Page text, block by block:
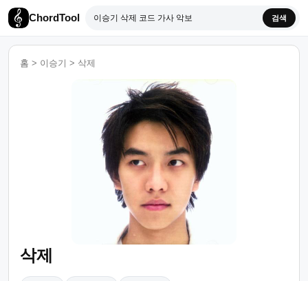
ChordTool 검색
홈 > 이승기 > 삭제
삭제